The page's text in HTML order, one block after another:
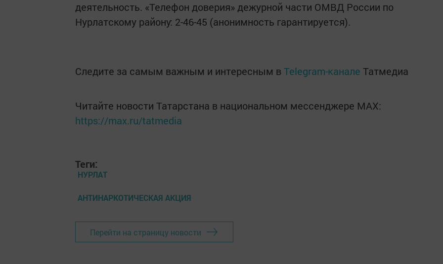
деятельность. «Телефон доверия» дежурной части ОМВД России по
Нурлатскому району: 2-46-45 (анонимность гарантируется).
Следите за самым важным и интересным в Telegram-канале Татмедиа
Читайте новости Татарстана в национальном мессенджере MАХ:
https://max.ru/tatmedia
Теги:
НУРЛАТ
АНТИНАРКОТИЧЕСКАЯ АКЦИЯ
Перейти на страницу новости